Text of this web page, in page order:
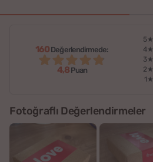
160 Değerlendirmede:
4,8Puan
5★
4★
3★
2★
1★
Fotoğraflı Değerlendirmeler